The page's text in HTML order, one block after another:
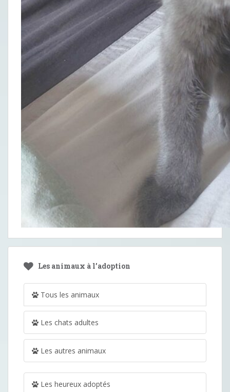
Les animaux à l’adoption
Tous les animaux
Les chats adultes
Les autres animaux
Les heureux adoptés